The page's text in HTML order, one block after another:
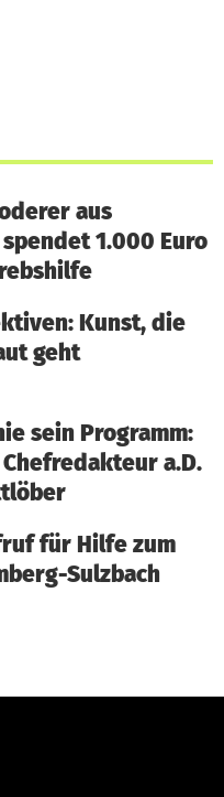
aus
spendet 1.000 Euro
Kunst, die
geht
sein Programm:
a.D.
für Hilfe zum
Sulzbach